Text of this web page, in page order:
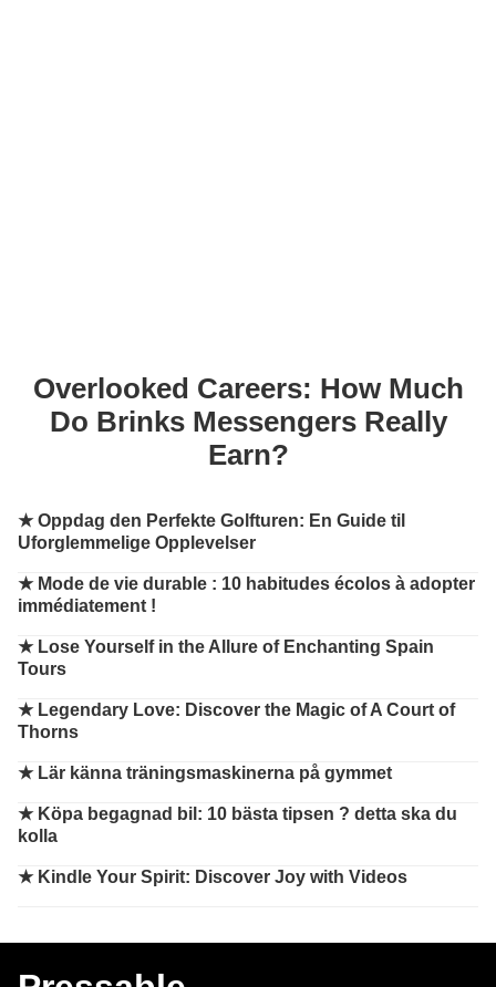
Overlooked Careers: How Much
Do Brinks Messengers Really
Earn?
★Oppdag den Perfekte Golfturen: En Guide til
Uforglemmelige Opplevelser
★ Mode de vie durable : 10 habitudes écolos à adopter
immédiatement !
★ Lose Yourself in the Allure of Enchanting Spain
Tours
★ Legendary Love: Discover the Magic of A Court of
Thorns
★ Lär känna träningsmaskinerna på gymmet
★ Köpa begagnad bil: 10 bästa tipsen ? detta ska du
kolla
★ Kindle Your Spirit: Discover Joy with Videos